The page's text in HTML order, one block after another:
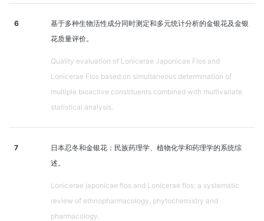
6
基于多种生物活性成分同时测定和多元统计分析的金银花及金银
花质量评价。
Quality evaluation of Lonicerae Japonicae Flos and
Lonicerae Flos based on simultaneous determination of
multiple bioactive constituents combined with multivariate
statistical analysis.
7
日本忍冬和金银花：民族药理学、植物化学和药理学的系统综
述。
Lonicerae japonicae flos and Lonicerae flos: a systematic
review of ethnopharmacology, phytochemistry and
pharmacology.